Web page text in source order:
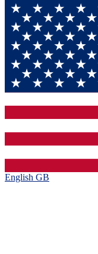
English GB‎